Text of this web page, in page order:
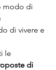
modo di
di vivere e
le
di